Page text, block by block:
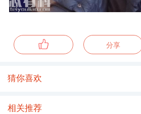
分享
猜你喜欢
相关推荐